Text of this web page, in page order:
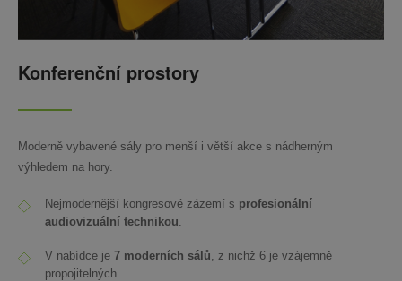
Konferenční prostory
Moderně vybavené sály pro menší i větší akce s nádherným
výhledem na hory.
Nejmodernější kongresové zázemí s profesionální
audiovizuální technikou.
V nabídce je 7 moderních sálů, z nichž 6 je vzájemně
propojitelných.